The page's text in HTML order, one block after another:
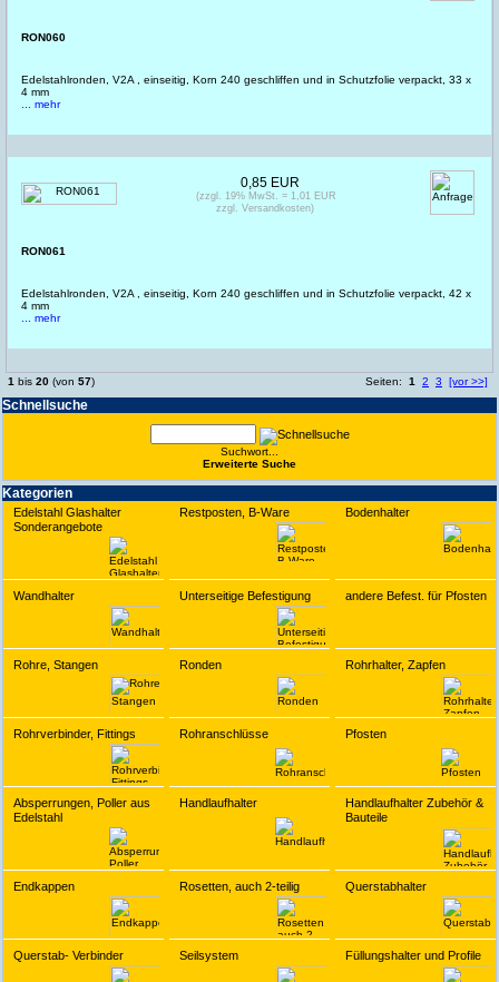
Schnell­suche
Suchwort...
Erwei­terte Suche
Kate­gorien
Edelstahl Glashalter
Sonderangebote
Restposten, B-Ware Bodenhalter
Wandhalter Unterseitige Befestigung andere Befest. für Pfosten
Rohre, Stangen Ronden Rohrhalter, Zapfen
Rohrverbinder, Fittings Rohranschlüsse Pfosten
Absperrungen, Poller aus
Edelstahl
Handlaufhalter
Handlaufhalter Zubehör &
Bauteile
Endkappen Rosetten, auch 2-teilig Querstabhalter
Querstab- Verbinder Seilsystem Füllungshalter und Profile
RON060
Edelstahlronden, V2A , einseitig, Korn 240 geschliffen und in Schutzfolie verpackt, 33 x
4 mm
... mehr
RON061
Edelstahlronden, V2A , einseitig, Korn 240 geschliffen und in Schutzfolie verpackt, 42 x
4 mm
... mehr
0,85 EUR
(zzgl. 19% MwSt. = 1,01 EUR
zzgl. Versandkosten)
1 bis 20 (von 57) Seiten: 1 2 3 [vor >>]